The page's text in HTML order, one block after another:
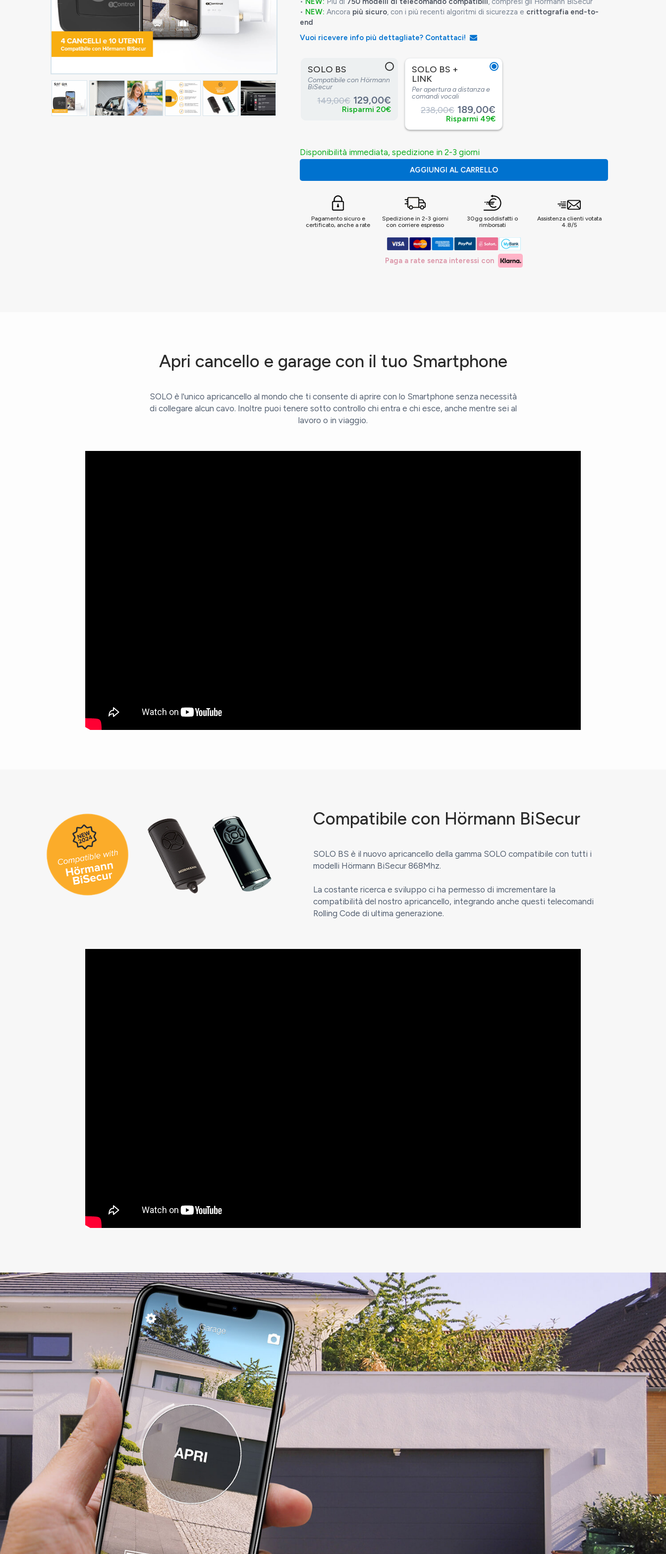
• NEW: Ancora più sicuro, con i più recenti algoritmi di sicurezza e crittografia end-to-
end
Vuoi ricevere info più dettagliate? Contattaci!
SOLO BS
Compatibile con Hörmann
BiSecur
149,00€ 129,00€
Risparmi 20€
SOLO BS +
LINK
Per apertura a distanza e
comandi vocali
238,00€ 189,00€
Risparmi 49€
Disponibilità immediata, spedizione in 2-3 giorni
AGGIUNGI AL CARRELLO
Pagamento sicuro e
certificato, anche a rate
Spedizione in 2-3 giorni
con corriere espresso
30gg soddisfatti o
rimborsati
Assistenza clienti votata
4.8/5
Paga a rate senza interessi con
Apri cancello e garage con il tuo Smartphone
SOLO è l'unico apricancello al mondo che ti consente di aprire con lo Smartphone senza necessità
di collegare alcun cavo. Inoltre puoi tenere sotto controllo chi entra e chi esce, anche mentre sei al
lavoro o in viaggio.
Compatibile con Hörmann BiSecur
SOLO BS è il nuovo apricancello della gamma SOLO compatibile con tutti i
modelli Hörmann BiSecur 868Mhz.
La costante ricerca e sviluppo ci ha permesso di imcrementare la
compatibilità del nostro apricancello, integrando anche questi telecomandi
Rolling Code di ultima generazione.